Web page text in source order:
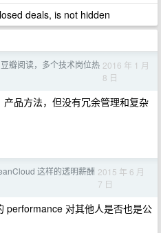
deals, is not hidden
瓣阅读，多个技术岗位热 2016 年 1 月
8 日
品方法，但没有冗余管理和复杂
这样的透明薪酬 2015 年 6 月
7 日
performance 对其他人是否也是公